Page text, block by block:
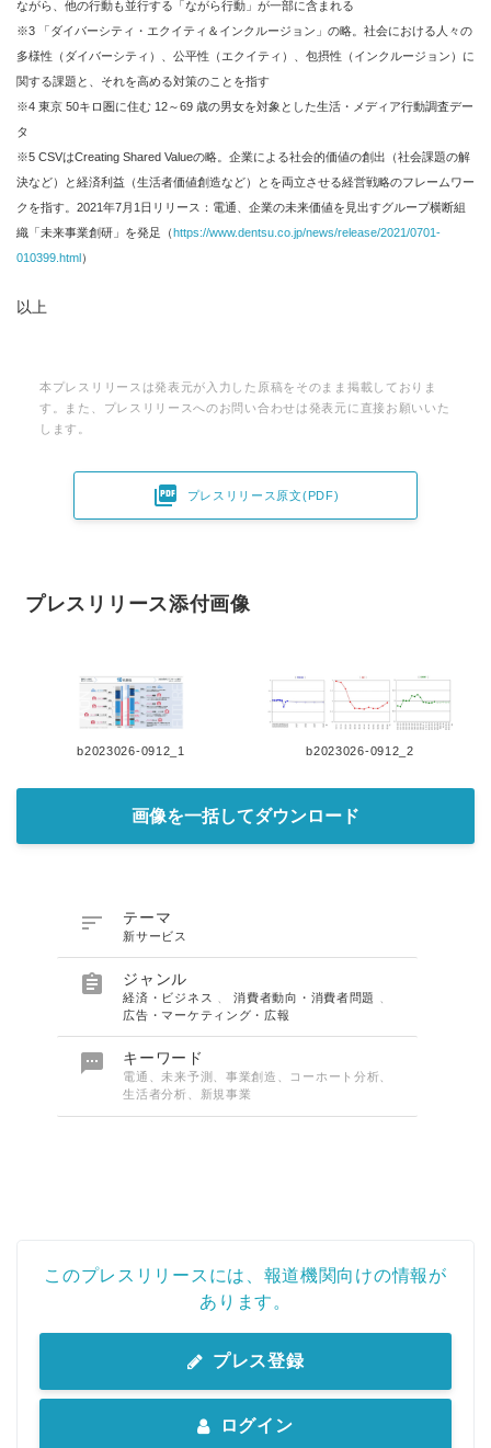
ながら、他の行動も並行する「ながら行動」が一部に含まれる
※3 「ダイバーシティ・エクイティ＆インクルージョン」の略。社会における人々の
多様性（ダイバーシティ）、公平性（エクイティ）、包摂性（インクルージョン）に
関する課題と、それを高める対策のことを指す
※4 東京 50キロ圏に住む 12～69 歳の男女を対象とした生活・メディア行動調査デー
タ
※5 CSVはCreating Shared Valueの略。企業による社会的価値の創出（社会課題の解
決など）と経済利益（生活者価値創造など）とを両立させる経営戦略のフレームワー
クを指す。2021年7月1日リリース：電通、企業の未来価値を見出すグループ横断組
織「未来事業創研」を発足（https://www.dentsu.co.jp/news/release/2021/0701-
010399.html）
以上
本プレスリリースは発表元が入力した原稿をそのまま掲載しておりま
す。また、プレスリリースへのお問い合わせは発表元に直接お願いいた
します。
 プレスリリース原文(PDF)
プレスリリース添付画像
b2023026-0912_1 b2023026-0912_2
画像を一括してダウンロード
 テーマ
新サービス
 ジャンル
経済・ビジネス 、消費者動向・消費者問題 、
広告・マーケティング・広報
 キーワード
電通、未来予測、事業創造、コーホート分析、
生活者分析、新規事業
このプレスリリースには、報道機関向けの情報が
あります。
プレス登録
ログイン